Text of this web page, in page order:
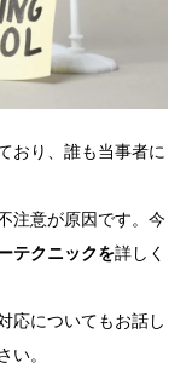
おり、誰も当事者に
注意が原因です。今
テクニックを詳しく
応についてもお話し
い。